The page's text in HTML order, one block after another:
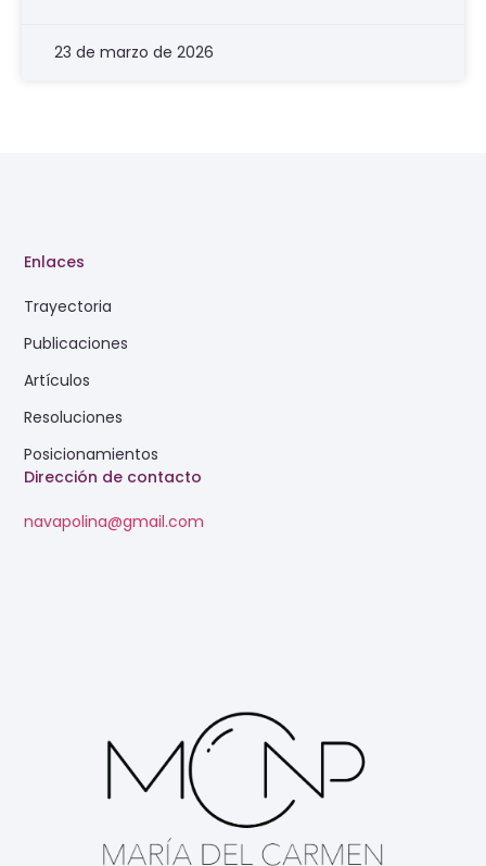
23 de marzo de 2026
Dirección de contacto
navapolina@gmail.com
Enlaces
Trayectoria
Publicaciones
Artículos
Resoluciones
Posicionamientos